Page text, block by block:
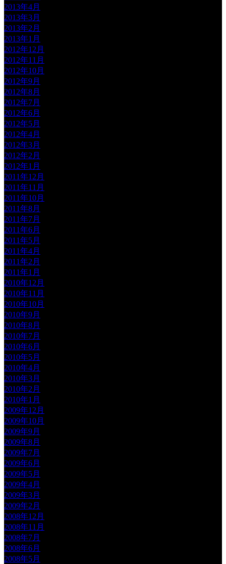
2013年4月
2013年3月
2013年2月
2013年1月
2012年12月
2012年11月
2012年10月
2012年9月
2012年8月
2012年7月
2012年6月
2012年5月
2012年4月
2012年3月
2012年2月
2012年1月
2011年12月
2011年11月
2011年10月
2011年8月
2011年7月
2011年6月
2011年5月
2011年4月
2011年2月
2011年1月
2010年12月
2010年11月
2010年10月
2010年9月
2010年8月
2010年7月
2010年6月
2010年5月
2010年4月
2010年3月
2010年2月
2010年1月
2009年12月
2009年10月
2009年9月
2009年8月
2009年7月
2009年6月
2009年5月
2009年4月
2009年3月
2009年2月
2008年12月
2008年11月
2008年7月
2008年6月
2008年5月